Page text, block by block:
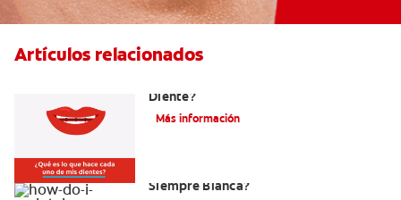
Artículos relacionados
Diente?
Más información
Siempre Blanca?